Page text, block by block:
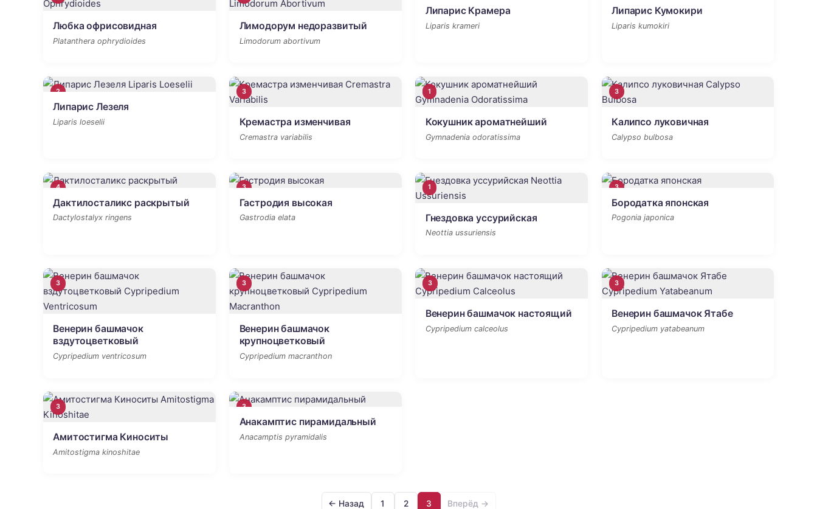
Любка офрисовидная
Platanthera ophrydioides
Лимодорум недоразвитый
Limodorum abortivum
Липарис Крамера
Liparis krameri
Липарис Кумокири
Liparis kumokiri
2
Липарис Лезеля
Liparis loeselii
3
Кремастра изменчивая
Cremastra variabilis
1
Кокушник ароматнейший
Gymnadenia odoratissima
3
Калипсо луковичная
Calypso bulbosa
4
Дактилосталикс раскрытый
Dactylostalyx ringens
3
Гастродия высокая
Gastrodia elata
1
Гнездовка уссурийская
Neottia ussuriensis
3
Бородатка японская
Pogonia japonica
3
Венерин башмачок
вздутоцветковый
Cypripedium ventricosum
3
Венерин башмачок
крупноцветковый
Cypripedium macranthon
3
Венерин башмачок настоящий
Cypripedium calceolus
3
Венерин башмачок Ятабе
Cypripedium yatabeanum
3
Амитостигма Киноситы
Amitostigma kinoshitae
3
Анакамптис пирамидальный
Anacamptis pyramidalis
← Назад 1 2 3 Вперёд →